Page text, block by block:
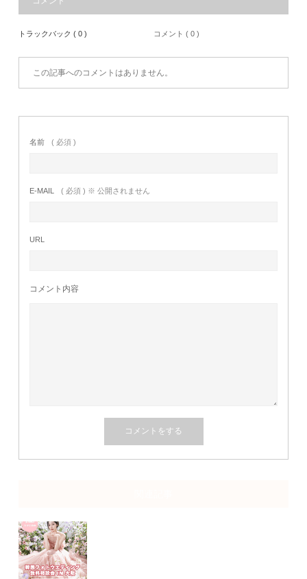
トラックバック ( 0 ) コメント ( 0 )
この記事へのコメントはありません。
名前 ( 必須 )
E-MAIL ( 必須 ) ※ 公開されません
URL
コメント内容